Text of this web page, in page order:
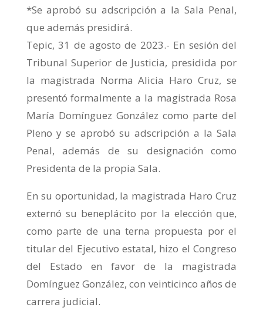
*Se aprobó su adscripción a la Sala Penal,
que además presidirá.
Tepic, 31 de agosto de 2023.- En sesión del
Tribunal Superior de Justicia, presidida por
la magistrada Norma Alicia Haro Cruz, se
presentó formalmente a la magistrada Rosa
María Domínguez González como parte del
Pleno y se aprobó su adscripción a la Sala
Penal, además de su designación como
Presidenta de la propia Sala.
En su oportunidad, la magistrada Haro Cruz
externó su beneplácito por la elección que,
como parte de una terna propuesta por el
titular del Ejecutivo estatal, hizo el Congreso
del Estado en favor de la magistrada
Domínguez González, con veinticinco años de
carrera judicial.